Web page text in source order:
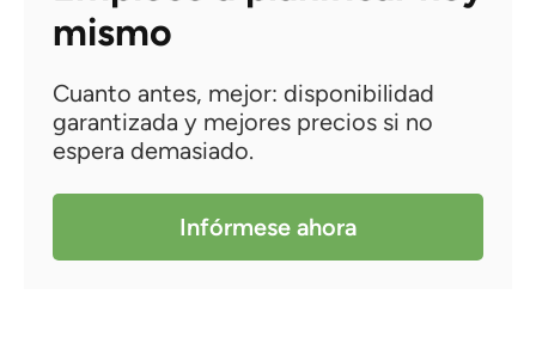
mismo
Cuanto antes, mejor: disponibilidad
garantizada y mejores precios si no
espera demasiado.
Infórmese ahora